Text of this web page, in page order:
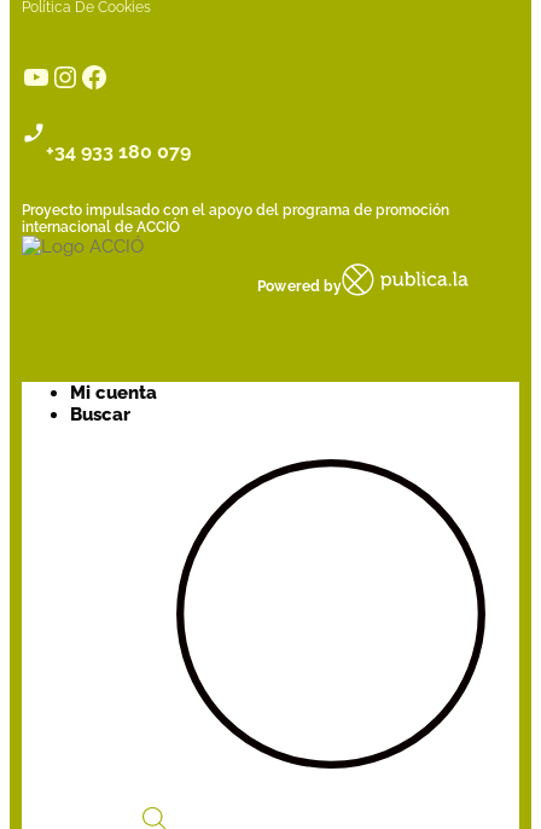
Política De Cookies
YouTube
Instagram
Facebook
+34 933 180 079
Proyecto impulsado con el apoyo del programa de promoción
internacional de ACCIÓ
Powered by
Mi cuenta
Buscar